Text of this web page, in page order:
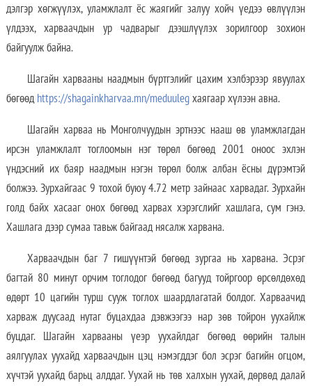
дэлгэр хөгжүүлэх, уламжлалт ёс жаягийг залуу хойч үедээ өвлүүлэн
үлдээх, харваачдын ур чадварыг дээшлүүлэх зорилгоор зохион
байгуулж байна.
Шагайн харвааны наадмын бүртгэлийг цахим хэлбэрээр явуулах
бөгөөдhttps://shagainkharvaa.mn/meduulegхаягаар хүлээн авна.
Шагайн харваа нь Монголчуудын эртнээс нааш өв уламжлагдан
ирсэн уламжлалт тоглоомын нэг төрөл бөгөөд 2001 оноос эхлэн
үндэсний их баяр наадмын нэгэн төрөл болж албан ёсны дүрэмтэй
болжээ. Зурхайгаас 9 тохой буюу 4.72 метр зайнаас харвадаг. Зурхайн
голд байх хасааг онох бөгөөд харвах хэрэгслийг хашлага, сум гэнэ.
Хашлага дээр сумаа тавьж байгаад нясалж харвана.
Харваачдын баг 7 гишүүнтэй бөгөөд зургаа нь харвана. Эсрэг
багтай 80 минут орчим тоглодог бөгөөд багууд тойргоор өрсөлдөхөд
өдөрт 10 цагийн турш сууж тоглох шаардлагатай болдог. Харваачид
харваж дуусаад нутаг буцахдаа дэвжээгээ нар зөв тойрон уухайлж
буцдаг. Шагайн харвааны үеэр уухайлдаг бөгөөд өөрийн талын
аялгуулах уухайд харваачдын цэц нэмэгддэг бол эсрэг багийн огцом,
хүчтэй уухайд барьц алддаг. Уухай нь төв халхын уухай, дөрвөд далай